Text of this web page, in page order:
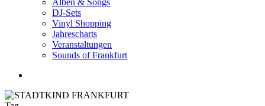
Alben & Songs
DJ-Sets
Vinyl Shopping
Jahrescharts
Veranstaltungen
Sounds of Frankfurt